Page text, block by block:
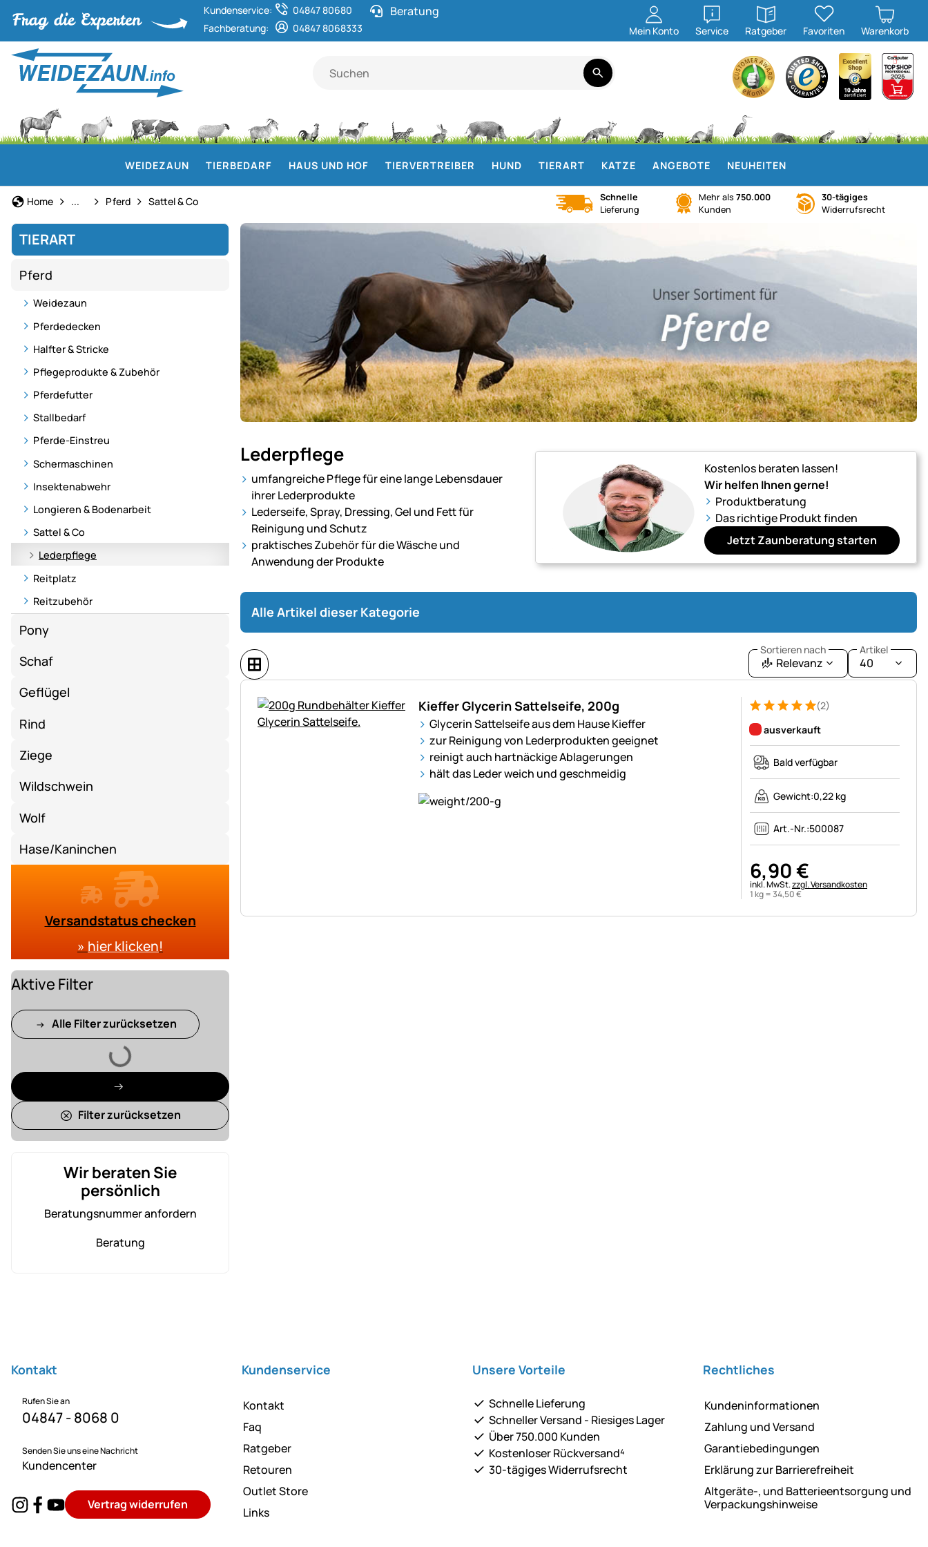
Kundenservice:
04847 80680
Fachberatung:
04847 8068333
Beratung
Mein Konto Service
öffnen
Ratgeber
öffnen
Favoriten Warenkorb
WEIDEZAUN TIERBEDARF HAUS UND HOF TIERVERTREIBER HUND TIERART KATZE ANGEBOTE NEUHEITEN
Home Tierart
... Pferd Sattel & Co
Schnelle
Lieferung
Mehr als 750.000
Kunden
30-tägiges
Widerrufsrecht
TIERART
Pferd
Weidezaun
Pferdedecken
Halfter & Stricke
Pflegeprodukte & Zubehör
Pferdefutter
Stallbedarf
Pferde-Einstreu
Schermaschinen
Insektenabwehr
Longieren & Bodenarbeit
Sattel & Co
Lederpflege
Reitplatz
Reitzubehör
Pony
Schaf
Geflügel
Rind
Ziege
Wildschwein
Wolf
Hase/Kaninchen
Versandstatus checken
» hier klicken!
Lädt
Aktive Filter
Alle Filter zurücksetzen
Filter zurücksetzen
Wir beraten Sie
persönlich
Beratungsnummer anfordern
Beratung
Sortiment
für
Pferde
–
alles
für
Pflege,
und
Wohlbefinden.
Lederpflege
umfangreiche Pflege für eine lange Lebensdauer
ihrer Lederprodukte
Lederseife, Spray, Dressing, Gel und Fett für
Reinigung und Schutz
praktisches Zubehör für die Wäsche und
Anwendung der Produkte
Kostenlos beraten lassen!
Wir helfen Ihnen gerne!
Produktberatung
Das richtige Produkt finden
Jetzt Zaunberatung starten
Alle Artikel dieser Kategorie
Sortieren nach
Relevanz
Artikel
40
Kieffer Glycerin Sattelseife, 200g
Glycerin Sattelseife aus dem Hause Kieffer
zur Reinigung von Lederprodukten geeignet
reinigt auch hartnäckige Ablagerungen
hält das Leder weich und geschmeidig
Bewertung: 5 von 5 (2 Bewertungen)
2 Bewertungen (2)
ausverkauft
Bald verfügbar
Gewicht:0,22 kg
Art.-Nr.:500087
6,90€
Steuerhinweis:
inkl. MwSt.zzgl. Versandkosten
1 kg =34,50€
Kontakt
Rufen Sie an
04847 - 8068 0
Senden Sie uns eine Nachricht
Kundencenter
Vertrag widerrufen
Kundenservice
Kontakt
Faq
Ratgeber
Retouren
Outlet Store
Links
Unsere Vorteile
Schnelle Lieferung
Schneller Versand - Riesiges Lager
Über 750.000 Kunden
Kostenloser Rückversand⁴
30-tägiges Widerrufsrecht
Rechtliches
Kundeninformationen
Zahlung und Versand
Garantiebedingungen
Erklärung zur Barrierefreiheit
Altgeräte-, und Batterieentsorgung und
Verpackungshinweise